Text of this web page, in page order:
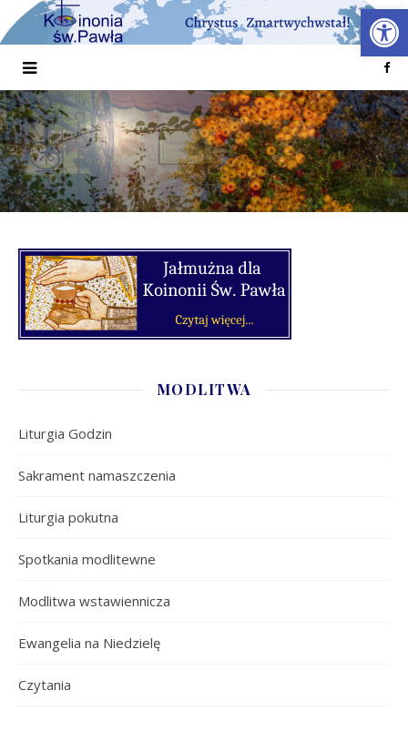
MODLITWA
Liturgia Godzin
Sakrament namaszczenia
Liturgia pokutna
Spotkania modlitewne
Modlitwa wstawiennicza
Ewangelia na Niedzielę
Czytania